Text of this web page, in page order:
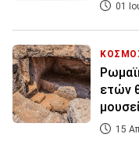
01
ετών
15